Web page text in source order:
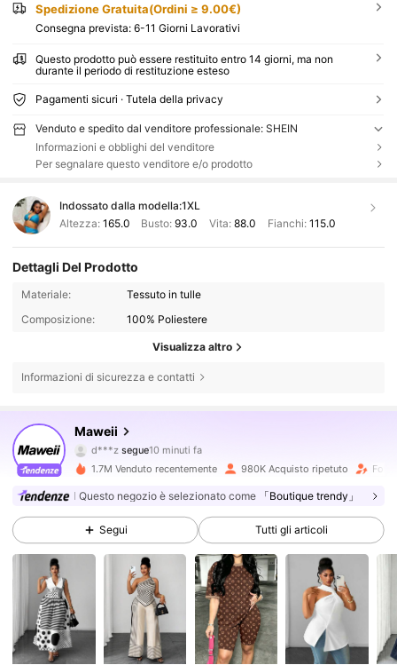
Spedizione Gratuita(Ordini ≥ 9.00€)
Consegna prevista: 6-11 Giorni Lavorativi
Questo prodotto può essere restituito entro 14 giorni, ma non
durante il periodo di restituzione esteso
Pagamenti sicuri · Tutela della privacy
Venduto e spedito dal venditore professionale: SHEIN
Informazioni e obblighi del venditore
Per segnalare questo venditore e/o prodotto
Indossato dalla modella:1XL
Altezza: 165.0 Busto:93.0 Vita: 88.0 Fianchi: 115.0
Dettagli Del Prodotto
Materiale:
Tessuto in tulle
Composizione:
100% Poliestere
Visualizza altro
Informazioni di sicurezza e contatti
Maweii
d***z segue
n***9sta navigando
4.79
350K Follower
4.79 350K Follower
350K Follower
4.79 350K Follower
1.7M Venduto recentemente 980K Acquisto ripetuto
Questo negozio è selezionato come 「Boutique trendy」
Segui Tutti gli articoli